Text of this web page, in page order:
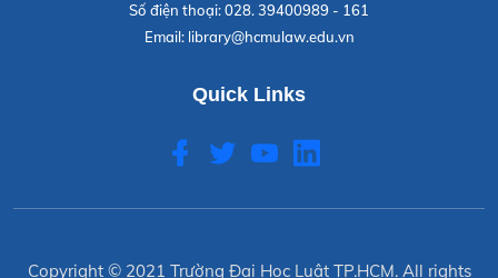
Số điện thoại:028. 39400989 - 161
Email: library@hcmulaw.edu.vn
Quick Links
Copyright © 2021 Trường Đại Học Luật TP.HCM. All rights